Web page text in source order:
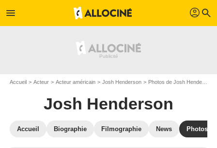
menu profil search
Accueil Acteur Acteur américain Josh Henderson Photos de Josh Henderson
Josh Henderson
Accueil Biographie Filmographie News Photos